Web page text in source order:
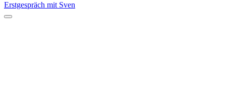
Erstgespräch mit Sven